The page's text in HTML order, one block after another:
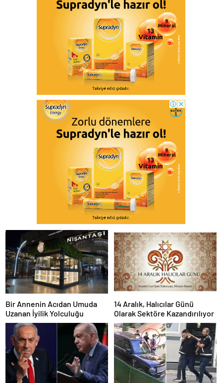
Bir Annenin Acıdan Umuda
Uzanan İyilik Yolculuğu
14 Aralık, Halıcılar Günü
Olarak Sektöre Kazandırılıyor